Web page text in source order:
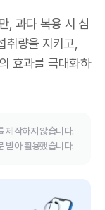
, 과다 복용 시 심
취량을 지키고,
효과를 극대화하
제작하지 않습니다.
받아 활용했습니다.